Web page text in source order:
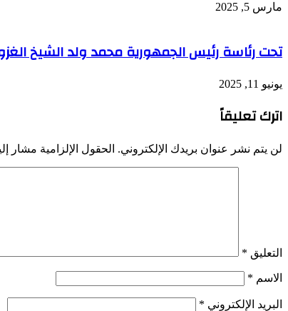
مارس 5, 2025
تحت رئاسة رئيس الجمهورية محمد ولد الشيخ
يونيو 11, 2025
اترك تعليقاً
لن يتم نشر عنوان بريدك الإلكتروني. الحقول الإلزامية مشار
التعليق *
الاسم *
البريد الإلكتروني *